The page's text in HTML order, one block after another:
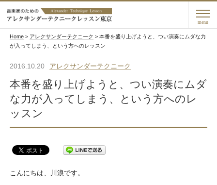
menu
Home > アレクサンダーテクニーク > 本番を盛り上げようと、つい演奏にムダな力
が入ってしまう、という方へのレッスン
2016.10.20 アレクサンダーテクニーク
本番を盛り上げようと、つい演奏にムダ
な力が入ってしまう、という方へのレ
ッスン
こんにちは、川浪です。